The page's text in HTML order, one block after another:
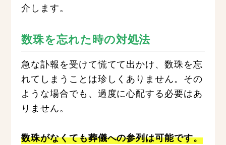
介します。
数珠を忘れた時の対処法
急な訃報を受けて慌てて出かけ、数珠を忘
れてしまうことは珍しくありません。その
ような場合でも、過度に心配する必要はあ
りません。
数珠がなくても葬儀への参列は可能です。